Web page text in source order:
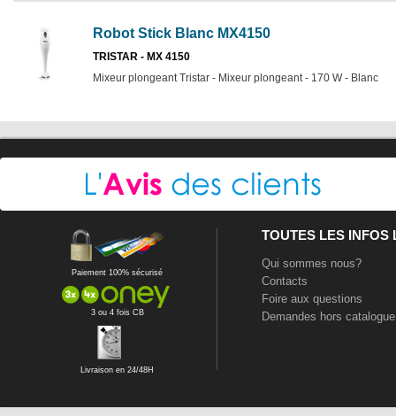
Robot Stick Blanc MX4150
TRISTAR - MX 4150
Mixeur plongeant Tristar - Mixeur plongeant - 170 W - Blanc
Paiement 100% sécurisé
3 ou 4 fois CB
Livraison en 24/48H
TOUTES LES INFOS
Qui sommes nous?
Contacts
Foire aux questions
Demandes hors catalogue